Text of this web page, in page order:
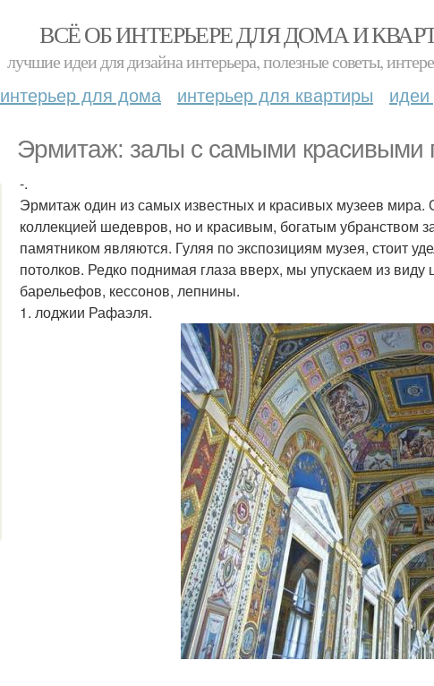
ВСЁ ОБ ИНТЕРЬЕРЕ ДЛЯ ДОМА И
лучшие идеи для дизайна интерьера, полезные советы,
интерьер для дома интерьер для квартиры
Эрмитаж: залы с самыми красивыми
-.
Эрмитаж один из самых известных и красивых музеев мира.
коллекцией шедевров, но и красивым, богатым убранством
памятником являются. Гуляя по экспозициям музея, стоит
потолков. Редко поднимая глаза вверх, мы упускаем из
барельефов, кессонов, лепнины.
1. лоджии Рафаэля.